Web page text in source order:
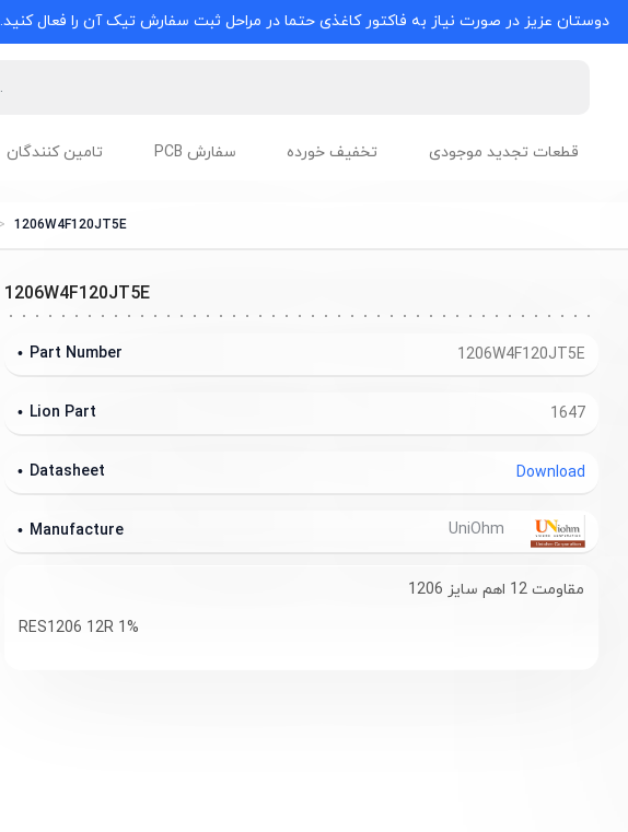
دوستان عزیز در صورت نیاز به فاکتور کاغذی حتما در مراحل ثبت سفارش تیک آن را فعال کنید.
قطعات تجدید موجودی تخفیف خورده سفارش PCB تامین کنندگان
1206W4F120JT5E
1206W4F120JT5E
1206W4F120JT5E
Part Number
1647
Lion Part
Download
Datasheet
Manufacture
مقاومت 12 اهم سایز 1206
RES1206 12R 1%